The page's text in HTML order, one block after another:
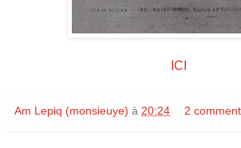
ICI
Am Lepiq (monsieuye) à 20:24 2